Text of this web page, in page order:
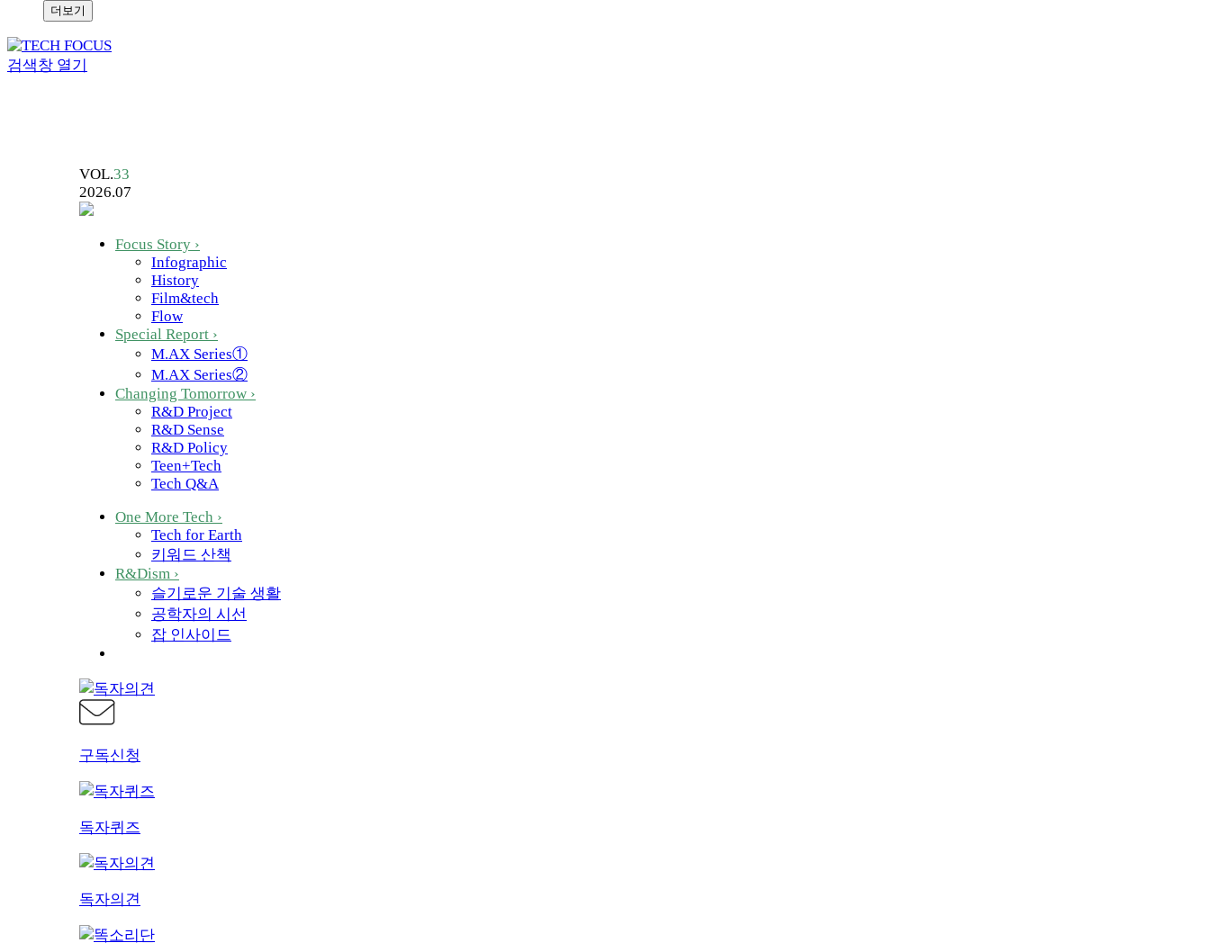
더보기
검색창 열기
VOL.33
2026.07
Focus Story ›
Infographic
History
Film&tech
Flow
Special Report ›
M.AX Series①
M.AX Series②
Changing Tomorrow ›
R&D Project
R&D Sense
R&D Policy
Teen+Tech
Tech Q&A
One More Tech ›
Tech for Earth
키워드 산책
R&Dism ›
슬기로운 기술 생활
공학자의 시선
잡 인사이드
구독신청
독자퀴즈
독자의견